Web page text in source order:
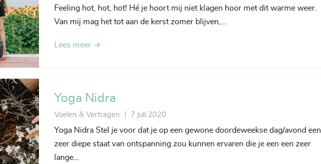
Feeling hot, hot, hot! Hé je hoort mij niet klagen hoor met dit warme weer.
Van mij mag het tot aan de kerst zomer blijven,…
Lees meer →
Yoga Nidra
Voelen & Vertragen 7 juli 2020
Yoga Nidra Stel je voor dat je op een gewone doordeweekse dag/avond een
zeer diepe staat van ontspanning zou kunnen ervaren die je een een zeer
lange…